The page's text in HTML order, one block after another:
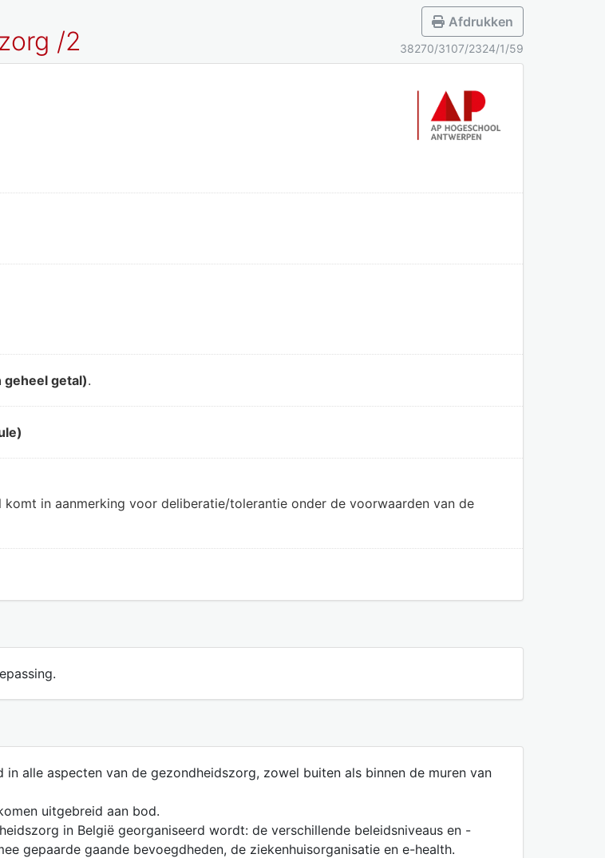
/2
Afdrukken
38270/3107/2324/1/59
getal).
komt in aanmerking voor deliberatie/tolerantie onder de voorwaarden van de
alle aspecten van de gezondheidszorg, zowel buiten als binnen de muren van
uitgebreid aan bod.
in België georganiseerd wordt: de verschillende beleidsniveaus en -
gepaarde gaande bevoegdheden, de ziekenhuisorganisatie en e-health.